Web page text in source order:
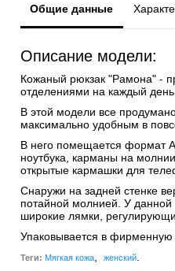
Общие данные
Описание модели:
Кожаный рюкзак "Рамона" -
отделениями на каждый день.
В этой модели все
максимально удобным в
В него помещается формат
ноутбука, карманы на
открытые кармашки для
Снаружи на задней стенке
потайной молнией. У данной
широкие лямки,
Упаковывается в фирменную
Теги: Мягкая кожа женский.